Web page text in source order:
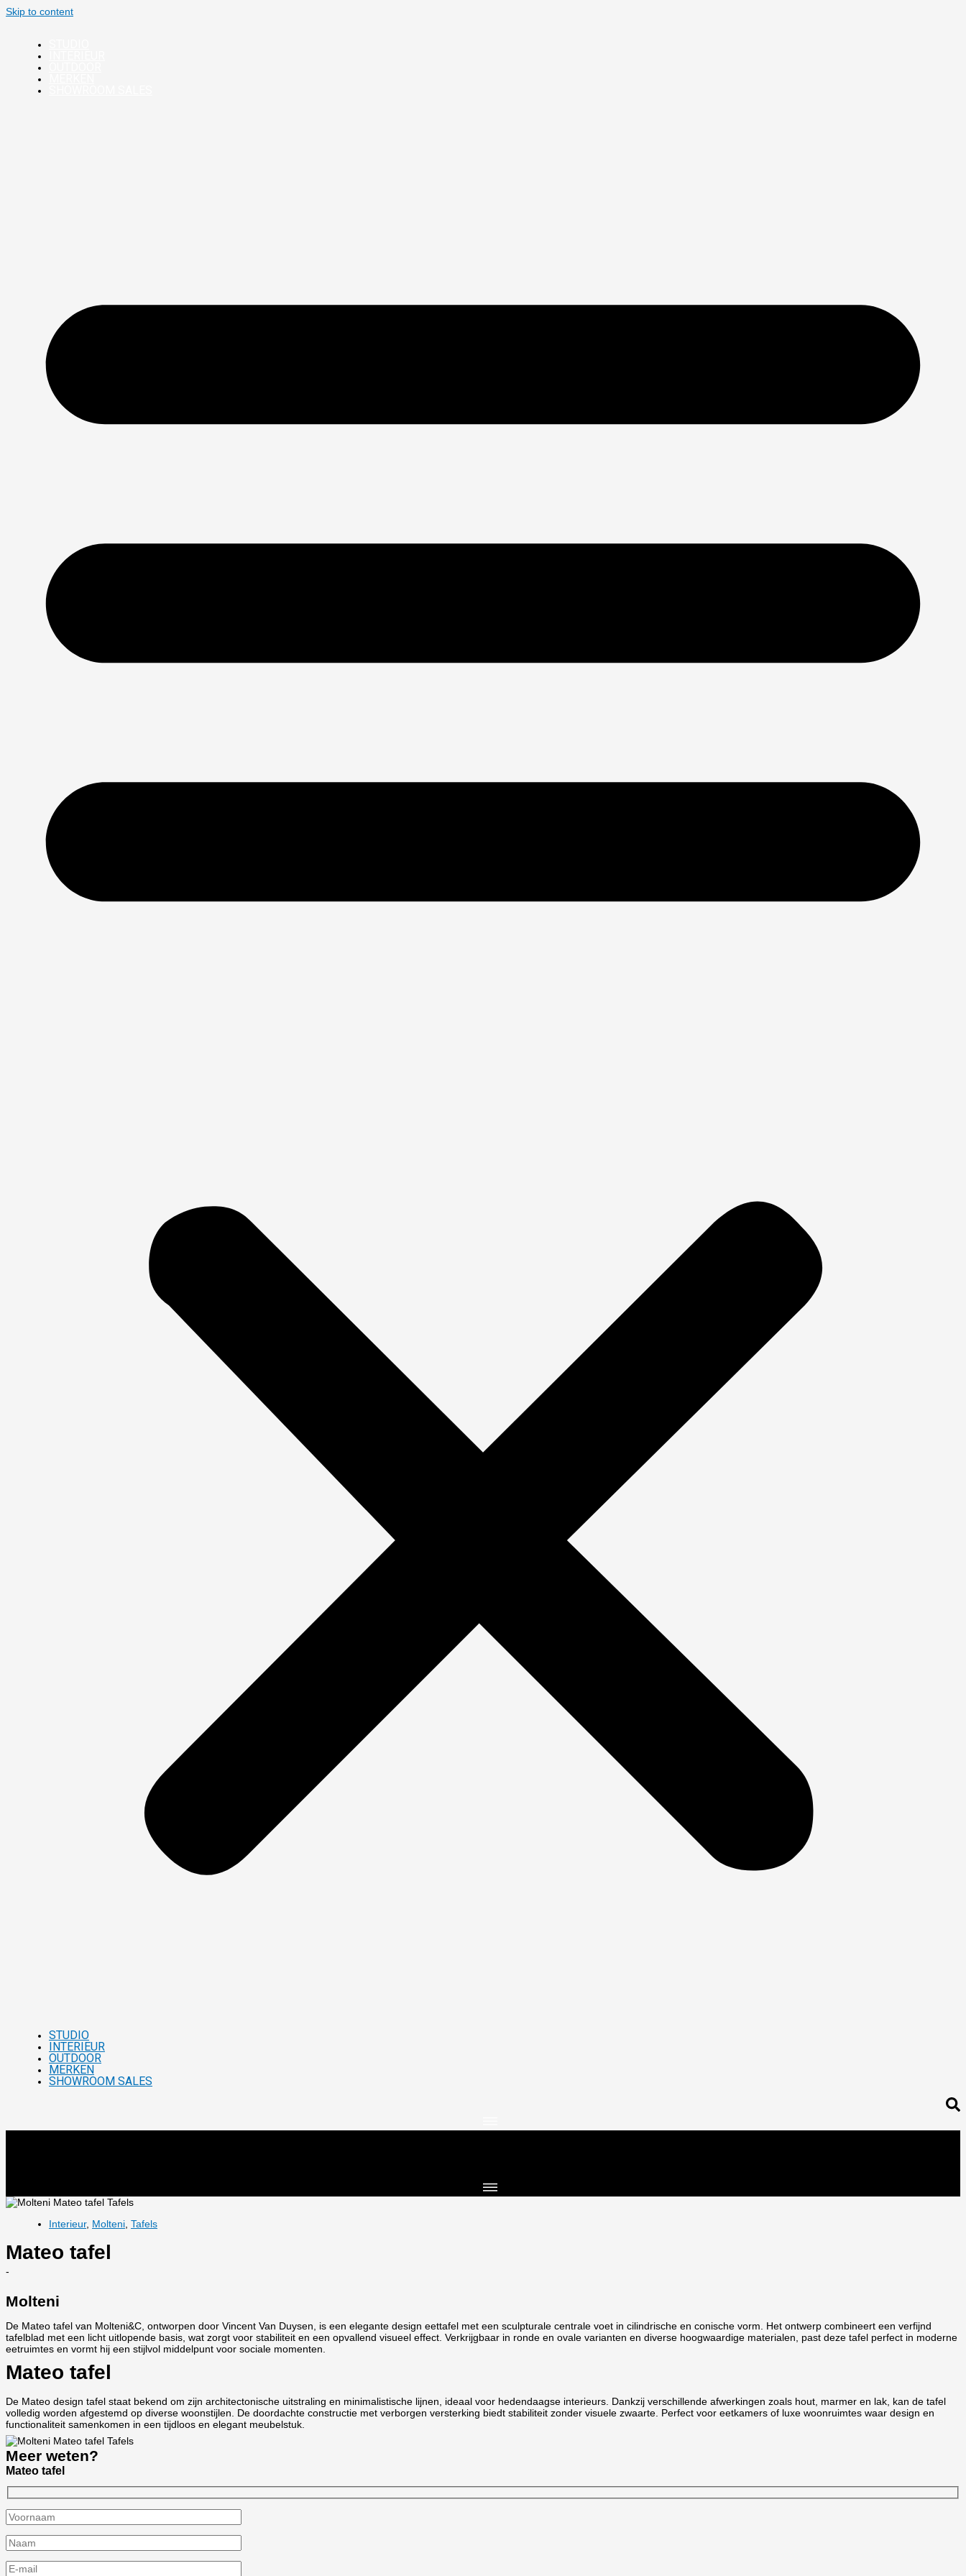
Skip to content
STUDIO
INTERIEUR
OUTDOOR
MERKEN
SHOWROOM SALES
Interieur, Molteni Tafels
Mateo tafel
-
Molteni
De Mateo tafel van Molteni&C, ontworpen door Vincent Van Duysen, is een elegante design eettafel met een sculpturale centrale voet in cilindrische en conische vorm. Het ontwerp combineert een verfijnd
tafelblad met een licht uitlopende basis, wat zorgt voor stabiliteit en een opvallend visueel effect. Verkrijgbaar in ronde en ovale varianten en diverse hoogwaardige materialen, past deze tafel perfect in moderne
eetruimtes en vormt hij een stijlvol middelpunt voor sociale momenten.
Mateo tafel
De Mateo design tafel staat bekend om zijn architectonische uitstraling en minimalistische lijnen, ideaal voor hedendaagse interieurs. Dankzij verschillende afwerkingen zoals hout, marmer en lak, kan de tafel
volledig worden afgestemd op diverse woonstijlen. De doordachte constructie met verborgen versterking biedt stabiliteit zonder visuele zwaarte. Perfect voor eetkamers of luxe woonruimtes waar design en
functionaliteit samenkomen in een tijdloos en elegant meubelstuk.
Meer weten?
Mateo tafel